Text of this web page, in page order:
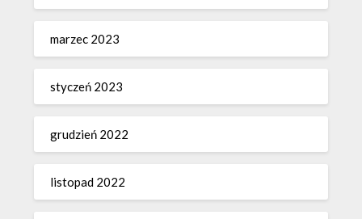
marzec 2023
styczeń 2023
grudzień 2022
listopad 2022